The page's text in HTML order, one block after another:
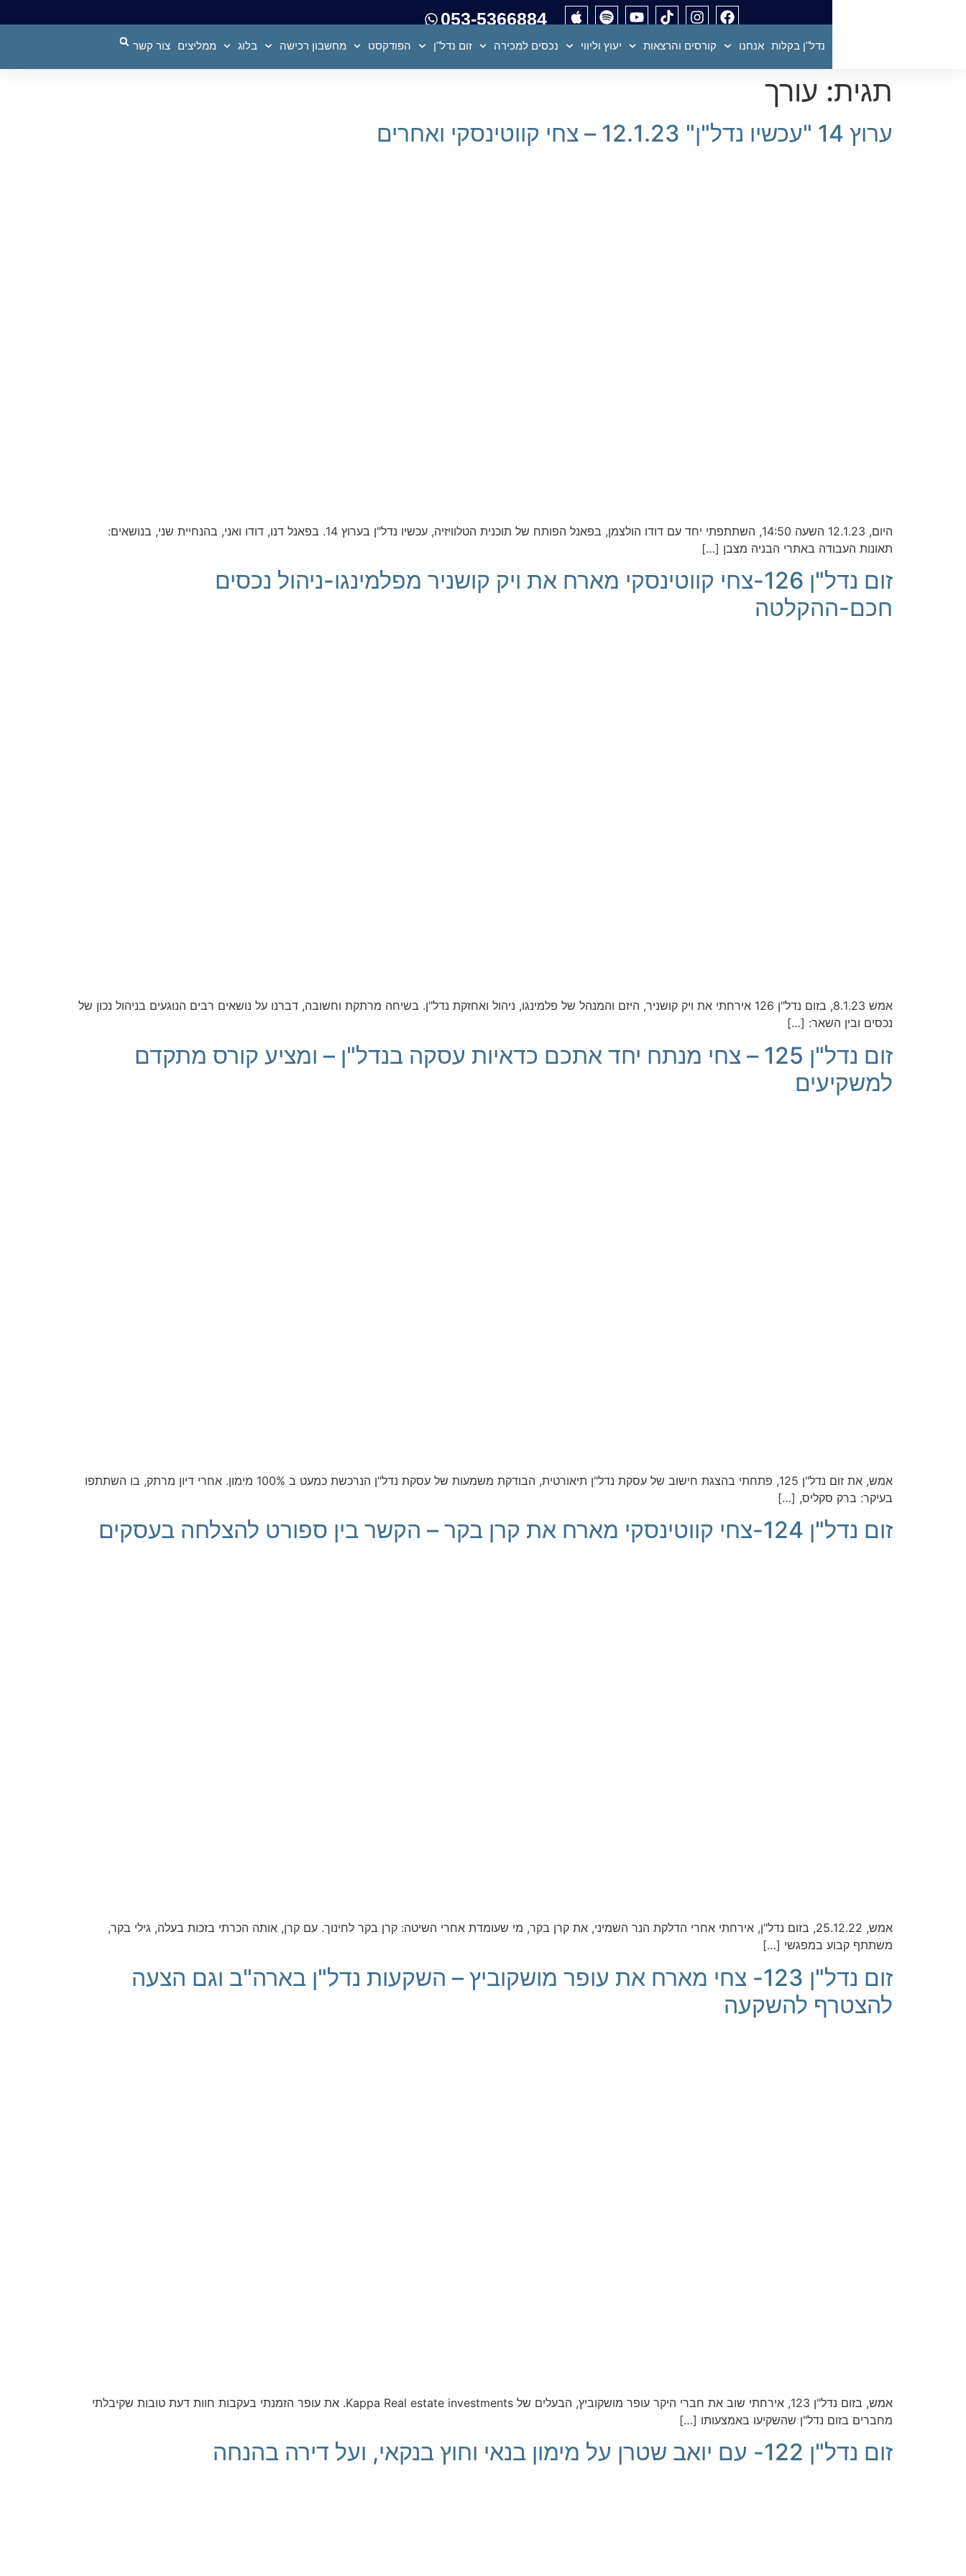
053-5366884
נדל"ן בקלות אנחנו קורסים והרצאות יעוץ וליווי נכסים למכירה זום נדל"ן הפודקסט מחשבון רכישה בלוג ממליצים צור קשר
תגית: עורך
ערוץ 14 "עכשיו נדל"ן" 12.1.23 – צחי קווטינסקי ואחרים
היום, 12.1.23 השעה 14:50, השתתפתי יחד עם דודו הולצמן, בפאנל הפותח של תוכנית הטלוויזיה, עכשיו נדל"ן בערוץ 14. בפאנל דנו, דודו ואני, בהנחיית שני, בנושאים:
תאונות העבודה באתרי הבניה מצבן […]
זום נדל"ן 126-צחי קווטינסקי מארח את ויק קושניר מפלמינגו-ניהול נכסים
חכם-ההקלטה
אמש 8.1.23, בזום נדל"ן 126 אירחתי את ויק קושניר, היזם והמנהל של פלמינגו, ניהול ואחזקת נדל"ן. בשיחה מרתקת וחשובה, דברנו על נושאים רבים הנוגעים בניהול נכון של
נכסים ובין השאר: […]
זום נדל"ן 125 – צחי מנתח יחד אתכם כדאיות עסקה בנדל"ן – ומציע קורס מתקדם
למשקיעים
אמש, את זום נדל"ן 125, פתחתי בהצגת חישוב של עסקת נדל"ן תיאורטית, הבודקת משמעות של עסקת נדל"ן הנרכשת כמעט ב 100% מימון. אחרי דיון מרתק, בו השתתפו
בעיקר: ברק סקליס, […]
זום נדל"ן 124-צחי קווטינסקי מארח את קרן בקר – הקשר בין ספורט להצלחה בעסקים
אמש, 25.12.22, בזום נדל"ן, אירחתי אחרי הדלקת הנר השמיני, את קרן בקר, מי שעומדת אחרי השיטה: קרן בקר לחינוך. עם קרן, אותה הכרתי בזכות בעלה, גילי בקר,
משתתף קבוע במפגשי […]
זום נדל"ן 123- צחי מארח את עופר מושקוביץ – השקעות נדל"ן בארה"ב וגם הצעה
להצטרף להשקעה
אמש, בזום נדל"ן 123, אירחתי שוב את חברי היקר עופר מושקוביץ, הבעלים של Kappa Real estate investments. את עופר הזמנתי בעקבות חוות דעת טובות שקיבלתי
מחברים בזום נדל"ן שהשקיעו באמצעותו […]
זום נדל"ן 122- עם יואב שטרן על מימון בנאי וחוץ בנקאי, ועל דירה בהנחה